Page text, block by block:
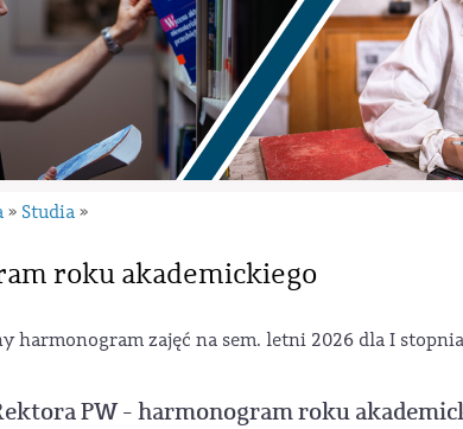
» Studia »
roku akademickiego
harmonogram zajęć na sem. letni 2026 dla I
PW - harmonogram roku